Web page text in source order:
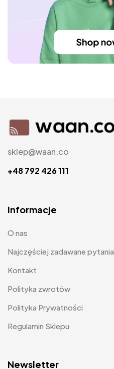
sklep@waan.co
+48 792 426 111
Informacje
O nas
Najczęściej zadawane pytania
Kontakt
Polityka zwrotów
Polityka Prywatności
Regulamin Sklepu
Newsletter